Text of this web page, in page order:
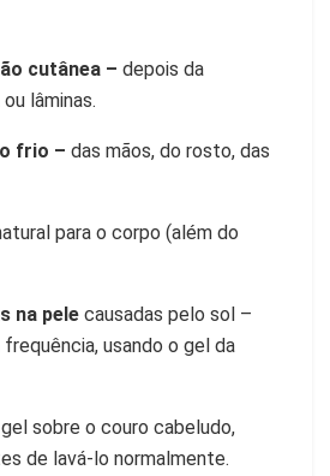
cutânea – depois da
lâminas.
frio – das mãos, do rosto, das
para o corpo (além do
na pele causadas pelo sol –
usando o gel da
sobre o couro cabeludo,
de lavá-lo normalmente.